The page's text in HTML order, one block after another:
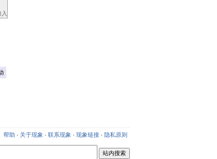
帮助 · 关于现象 · 联系现象 · 现象链接 · 隐私原则